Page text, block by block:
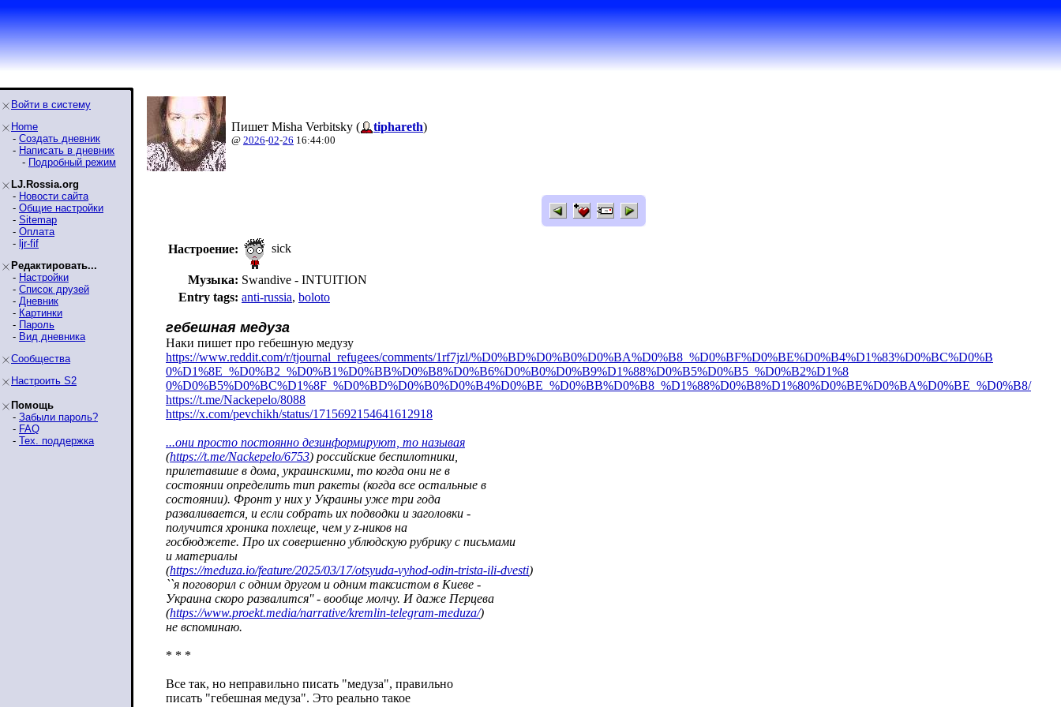
Войти в систему
Home
- Создать дневник
- Написать в дневник
- Подробный режим
LJ.Rossia.org
- Новости сайта
- Общие настройки
- Sitemap
- Оплата
- ljr-fif
Редактировать...
- Настройки
- Список друзей
- Дневник
- Картинки
- Пароль
- Вид дневника
Сообщества
Настроить S2
Помощь
- Забыли пароль?
- FAQ
- Тех. поддержка
Пишет Misha Verbitsky ( tiphareth)
@ 2026-02-26 16:44:00
Настроение: sick
Музыка: Swandive - INTUITION
Entry tags: anti-russia, boloto
гебешная медуза
Наки пишет про гебешную медузу
https://www.reddit.com/r/tjournal_refugees/comments/1rf7jzl/%D0%BD%D0%B0%D0%BA%D0%B8_%D0%BF%D0%BE%D0%B4%D1%83%D0%BC%D0%B
0%D1%8E_%D0%B2_%D0%B1%D0%BB%D0%B8%D0%B6%D0%B0%D0%B9%D1%88%D0%B5%D0%B5_%D0%B2%D1%8
0%D0%B5%D0%BC%D1%8F_%D0%BD%D0%B0%D0%B4%D0%BE_%D0%BB%D0%B8_%D1%88%D0%B8%D1%80%D0%BE%D0%BA%D0%BE_%D0%B8/
https://t.me/Nackepelo/8088
https://x.com/pevchikh/status/1715692154641612918
...они просто постоянно дезинформируют, то называя
(https://t.me/Nackepelo/6753) российские беспилотники,
прилетавшие в дома, украинскими, то когда они не в
состоянии определить тип ракеты (когда все остальные в
состоянии). Фронт у них у Украины уже три года
разваливается, и если собрать их подводки и заголовки -
получится хроника похлеще, чем у z-ников на
госбюджете. Про их совершенно ублюдскую рубрику с письмами
и материалы
(https://meduza.io/feature/2025/03/17/otsyuda-vyhod-odin-trista-ili-dvesti)
``я поговорил с одним другом и одним таксистом в Киеве -
Украина скоро развалится'' - вообще молчу. И даже Перцева
(https://www.proekt.media/narrative/kremlin-telegram-meduza/)
не вспоминаю.
* * *
Все так, но неправильно писать "медуза", правильно
писать "гебешная медуза". Это реально такое